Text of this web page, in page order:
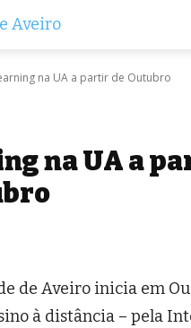
na UA a partir de Outubro
na UA a
de Aveiro inicia em
à distância – pela